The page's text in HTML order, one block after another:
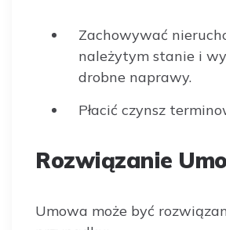
Zachowywać
należytym stanie i
drobne naprawy.
Płacić czynsz
Rozwiązanie
Umowa może być